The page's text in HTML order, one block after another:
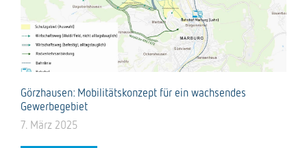
Görzhausen: Mobilitätskonzept für ein wachsendes
Gewerbegebiet
7. März 2025